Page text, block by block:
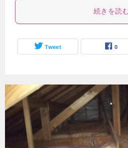
続きを読
Tweet 0